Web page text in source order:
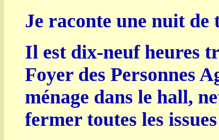
Je raconte une nuit de
Il est dix-neuf heures
Foyer des Personnes
ménage dans le hall,
fermer toutes les